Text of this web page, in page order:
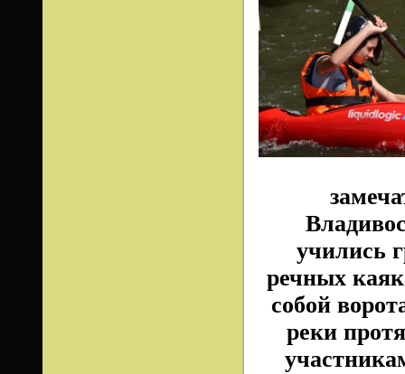
учились
речных
собой
реки